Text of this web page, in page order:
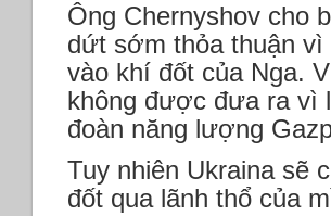
Ông Chernyshov cho
dứt sớm thỏa thuận
vào khí đốt của Nga.
không được đưa ra vì
đoàn năng lượng
Tuy nhiên Ukraina sẽ
đốt qua lãnh thổ của